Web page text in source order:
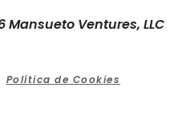
Ventures, LLC
Política de Cookies